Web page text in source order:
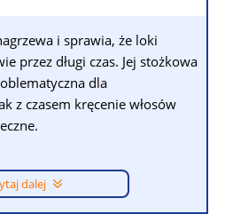
i sprawia, że loki
przez długi czas. Jej stożkowa
dla
z czasem kręcenie włosów
dalej